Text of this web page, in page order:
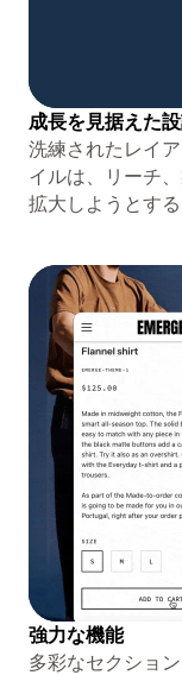
成長を見据えた
洗練されたレイ
イルは、リーチ
拡大しようとす
強力な機能
多彩なセクショ